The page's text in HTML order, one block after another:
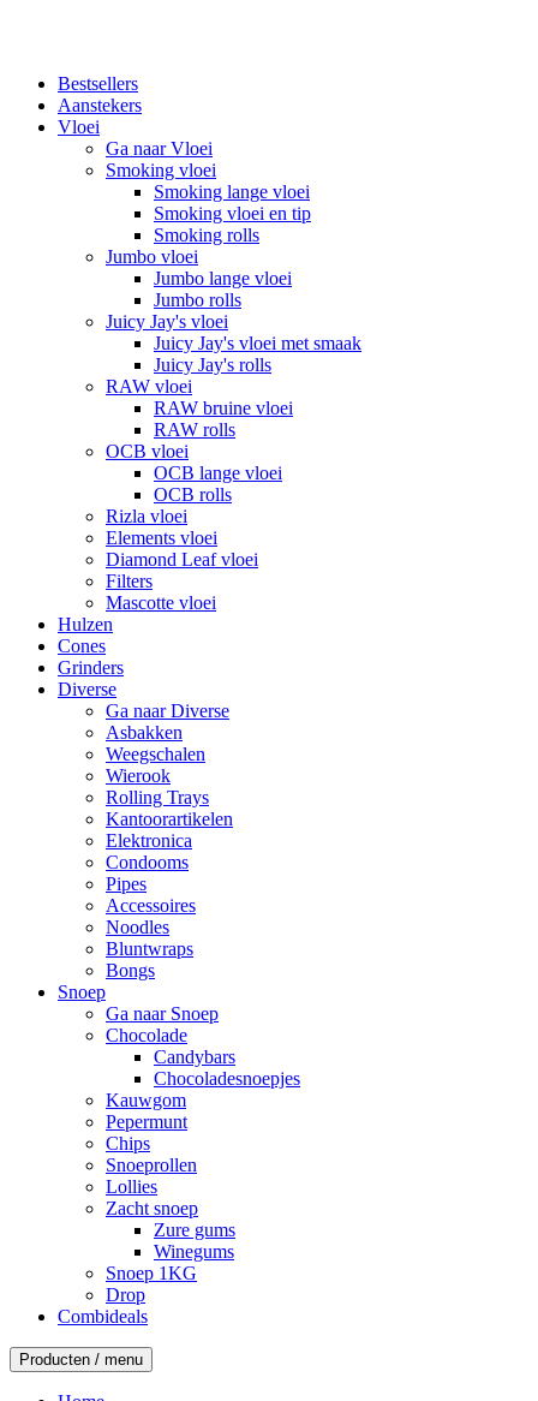
Bestsellers
Aanstekers
Vloei
Ga naar Vloei
Smoking vloei
Smoking lange vloei
Smoking vloei en tip
Smoking rolls
Jumbo vloei
Jumbo lange vloei
Jumbo rolls
Juicy Jay's vloei
Juicy Jay's vloei met smaak
Juicy Jay's rolls
RAW vloei
RAW bruine vloei
RAW rolls
OCB vloei
OCB lange vloei
OCB rolls
Rizla vloei
Elements vloei
Diamond Leaf vloei
Filters
Mascotte vloei
Hulzen
Cones
Grinders
Diverse
Ga naar Diverse
Asbakken
Weegschalen
Wierook
Rolling Trays
Kantoorartikelen
Elektronica
Condooms
Pipes
Accessoires
Noodles
Bluntwraps
Bongs
Snoep
Ga naar Snoep
Chocolade
Candybars
Chocoladesnoepjes
Kauwgom
Pepermunt
Chips
Snoeprollen
Lollies
Zacht snoep
Zure gums
Winegums
Snoep 1KG
Drop
Combideals
Producten / menu